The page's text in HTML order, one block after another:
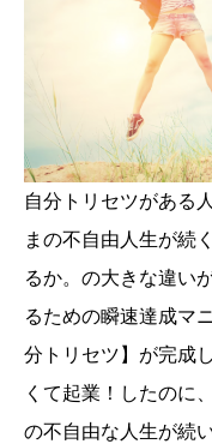
自分トリセツがある
まの不自由人生が続
るか。の大きな違い
るための瞬速達成マ
分トリセツ】が完成
くて起業！したのに
の不自由な人生が続